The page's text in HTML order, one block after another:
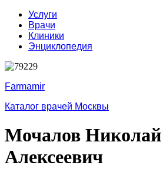
Услуги
Врачи
Клиники
Энциклопедия
Farmamir
Каталог врачей Москвы
Мочалов Николай
Алексеевич